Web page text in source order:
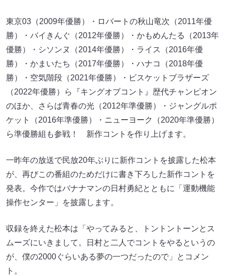
東京03（2009年優勝）・ロバートの秋山竜次（2011年優
勝）・バイきんぐ（2012年優勝）・かもめんたる（2013年
優勝）・シソンヌ（2014年優勝）・ライス（2016年優
勝）・かまいたち（2017年優勝）・ハナコ（2018年優
勝）・空気階段（2021年優勝）・ビスケットブラザーズ
（2022年優勝）ら『キングオブコント』歴代チャンピオン
のほか、さらば青春の光（2012年準優勝）・ジャングルポ
ケット（2016年準優勝）・ニューヨーク（2020年準優勝）
ら準優勝組も参戦！ 新作コントを作り上げます。
一昨年の放送で民放20年ぶりに新作コントを披露した松本
が、再びこの番組のためだけに書き下ろした新作コントを
発表。今作ではバナナマンの日村勇紀とともに「運動機能
操作センター」を披露します。
収録を終えた松本は「やってみると、トントントーンとス
ムーズにいきまして。日村と二人でコントをやるというの
が、僕の2000ぐらいある夢の一つだったので」とコメン
ト。